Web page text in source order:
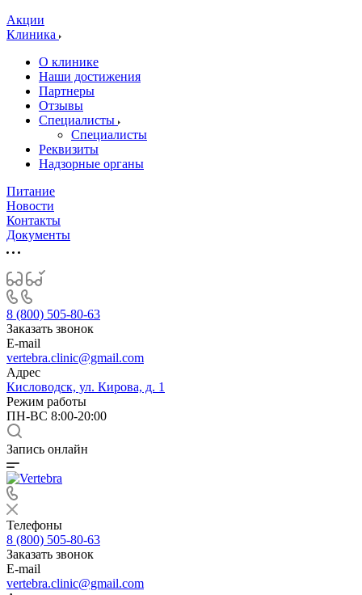
Акции
Клиника
О клинике
Наши достижения
Партнеры
Отзывы
Специалисты
Специалисты
Реквизиты
Надзорные органы
Питание
Новости
Контакты
Документы
8 (800) 505-80-63
Заказать звонок
E-mail
vertebra.clinic@gmail.com
Адрес
Кисловодск, ул. Кирова, д. 1
Режим работы
ПН-ВС 8:00-20:00
Запись онлайн
Телефоны
8 (800) 505-80-63
Заказать звонок
E-mail
vertebra.clinic@gmail.com